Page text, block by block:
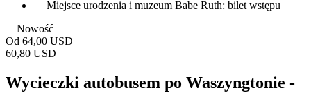
Miejsce urodzenia i muzeum Babe Ruth: bilet wstępu
Nowość
Od 64,00 USD
60,80 USD
Wycieczki autobusem po Waszyngtonie -